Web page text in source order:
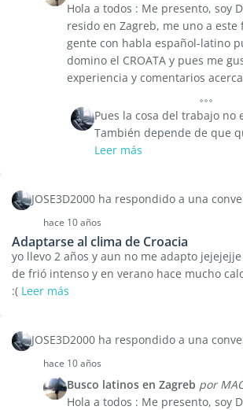
Hola a todos : Me presento, soy
resido en Zagreb, me uno a
gente con habla español-latino
domino el CROATA y pues me
experiencia y comentarios
Pues la cosa del trabajo no
También depende de que
Leer más
JOSE3D2000 ha respondido a una
hace 10 años
Adaptarse al clima de Croacia
yo llevo 2 años y aun no me adapto
de frió intenso y en verano hace mucho
:( Leer más
JOSE3D2000 ha respondido a una
hace 10 años
Busco latinos en Zagreb por
Hola a todos : Me presento, soy